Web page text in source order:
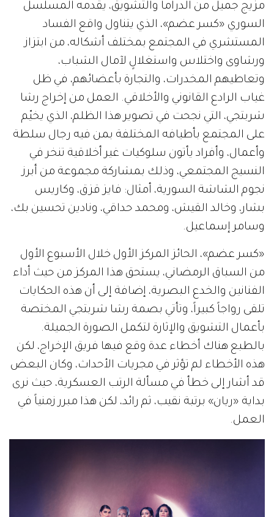
مزيج جميل من الدراما والتشويق، يقدمه المسلسل
السوري «كسر عضم»، الذي يتناول واقع الفساد
المستشري في المجتمع بمختلف أشكاله، من ابتزاز
ورشاوى واختلاس واستغلالٍ لآمال الشباب،
وتعاطيهم المخدرات، والتجارة بأعضائهم، في ظل
غياب الرادع القانوني والأخلاقي. العمل من إخراج رشا
شربتجي، التي نجحت في تصوير هذا الظلم، الذي يخيّم
على المجتمع بأطيافه المختلفة بمن فيه رجال سلطة
وأعمال، وأفراد يأتون سلوكيات غير أخلاقية تنخر في
النسيج المجتمعي، وذلك بمشاركة مجموعة من أبرز
نجوم الشاشة السورية، أمثال: فايز قزق، وكاريس
بشار، وخالد القيش، ومحمد حداقي، ونادين تحسين بك،
وسامر إسماعيل.
«كسر عضم»، الحائز المركز الأول خلال الأسبوع الأول
من السباق الرمضاني، يستحق هذا المركز من حيث أداء
الفنانين والخدع البصرية، إضافة إلى أن هذه الحكايات
تلقى رواجاً كبيراً، وتأتي بصمة رشا شربتجي المختصة
بأعمال التشويق والإثارة لتكمل الصورة الجميلة.
بالطبع هناك أخطاء عدة وقع فيها فريق الإخراج، لكن
هذه الأخطاء لم تؤثر في مجريات الأحداث، وكان البعض
قد أشار إلى خطأ في مسألة الرتب العسكرية، حيث نرى
بداية «ريان» برتبة نقيب، ثم رائد، لكن هذا مبرر زمنياً في
العمل.